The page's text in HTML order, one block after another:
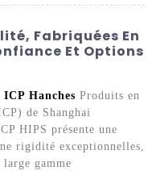
Fabriquées En
Et Options
ICP Hanches Produits en
de Shanghai
HIPS présente une
rigidité exceptionnelles,
gamme